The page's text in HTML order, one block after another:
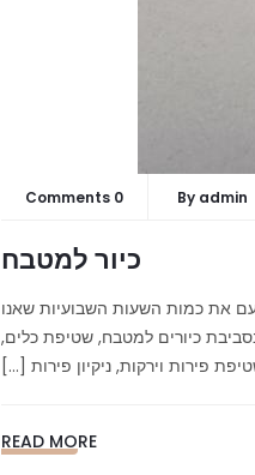
By admin
0 Comments
כיור למטבח
את כמות השעות השבועיות שאנו
כיורים למטבח, שטיפת כלים,
פירות וירקות, ניקיון פירות […]
READ MORE